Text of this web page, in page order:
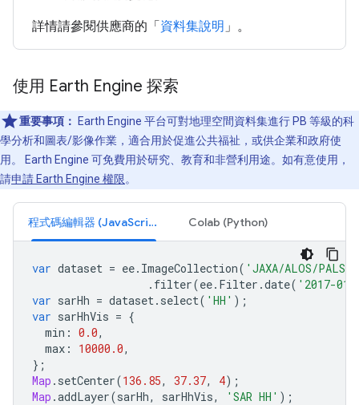
詳情請參閱供應商的「資料集說明 」。
使用 Earth Engine 探索
重要事項：
Earth Engine 平台可對地理空間資料集進行 PB 等級的科
學分析和圖表/影像作業，適合用於促進公共福祉，或供企業和政府使
用。 Earth Engine 可免費用於研究、教育和非營利用途。如有意使用，
請申請 Earth Engine 權限。
程式碼編輯器 (JavaScript) Colab (Python)
var dataset = ee. ImageCollection( 'JAXA/ALOS/
. filter(ee. Filter .date( '2017-
var sarHh = dataset. select( 'HH' );
var sarHhVis = {
min : 0.0,
max : 10000.0,
};
Map . setCenter(136.85, 37.37, 4);
Map .addLayer(sarHh, sarHhVis, 'SAR HH' );